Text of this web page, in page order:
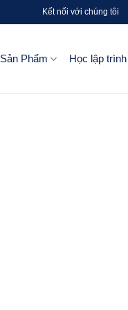
Kết nối với chúng tôi
Sản Phẩm Học lập trình